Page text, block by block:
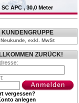
APC , 30,0 Meter
KUNDENGRUPPE
Neukunde, exkl. MwSt
ZURÜCK!
vergessen?
anlegen